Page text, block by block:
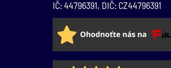
IČ: 44796391, DIČ: CZ44796391